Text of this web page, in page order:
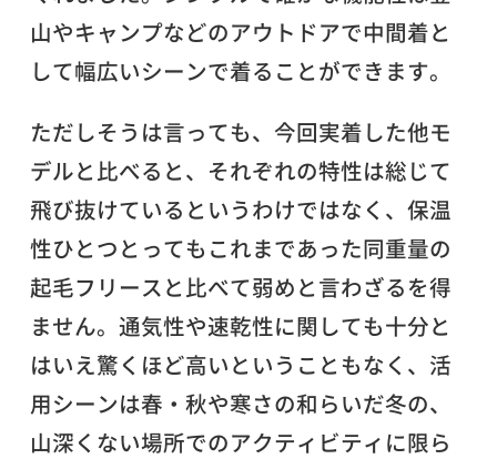
山やキャンプなどのアウトドアで中間着と
して幅広いシーンで着ることができます。
ただしそうは言っても、今回実着した他モ
デルと比べると、それぞれの特性は総じて
飛び抜けているというわけではなく、保温
性ひとつとってもこれまであった同重量の
起毛フリースと比べて弱めと言わざるを得
ません。通気性や速乾性に関しても十分と
はいえ驚くほど高いということもなく、活
用シーンは春・秋や寒さの和らいだ冬の、
山深くない場所でのアクティビティに限ら